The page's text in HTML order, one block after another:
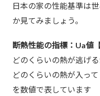
日本の家の性能基準は
か見てみましょう。
断熱性能の指標：Ua値
どのくらいの熱が逃げる
どのくらいの熱が入って
を数値で表しています